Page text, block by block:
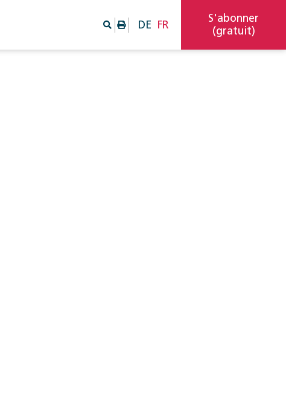
DE FR
S'abonner
(gratuit)